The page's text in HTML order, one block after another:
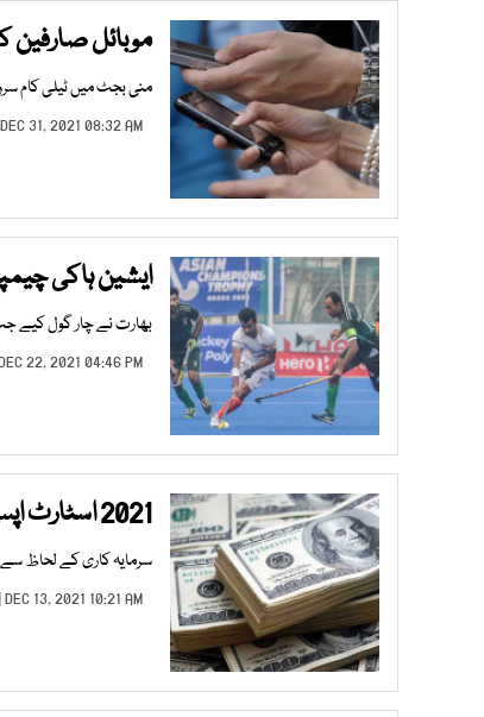
موبائل صارفین کو 100 روپے ڈلوانے پر7280 کا
منی بجٹ میں ٹیلی کام سروسز پر ایڈوانس
31, 2021 08:32 AM |
ایشین ہاکی
بھارت نے چار گول کیے
22, 2021 04:46 PM |
2021 اسٹارٹ اپس میں 300ملین ڈالر کی سرمایہ کاری ہوئی
سرمایہ کاری کے لحاظ سے
| DEC 13, 2021 10:21 AM |